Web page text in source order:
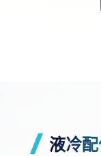
液冷